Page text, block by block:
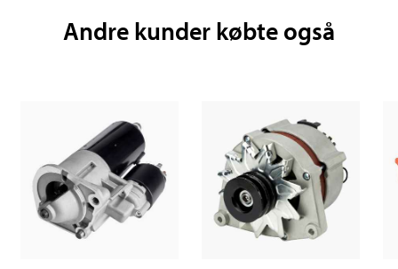
Andre kunder købte også